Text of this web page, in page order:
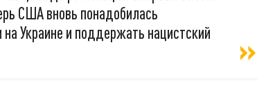
США вновь понадобилась
Украине и поддержать нацистский